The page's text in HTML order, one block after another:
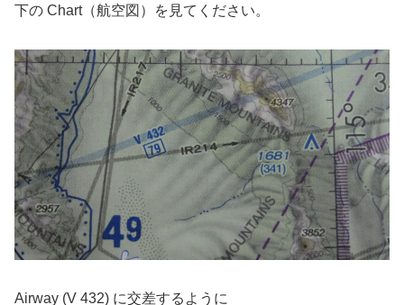
下の Chart（航空図）を見てください。
Airway (V 432) に交差するように